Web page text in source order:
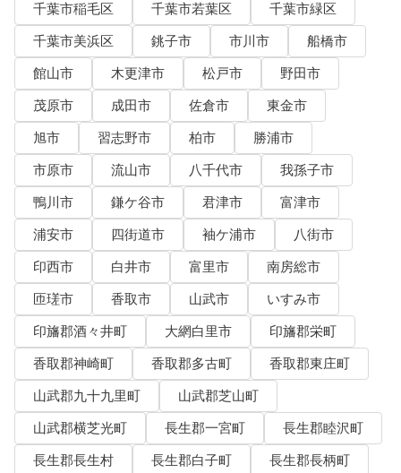
千葉市稲毛区
千葉市若葉区
千葉市緑区
千葉市美浜区
銚子市 市川市
船橋市
館山市
木更津市 松戸市
野田市
茂原市
成田市 佐倉市
東金市
旭市
習志野市 柏市
勝浦市
市原市
流山市 八千代市
我孫子市
鴨川市
鎌ケ谷市 君津市
富津市
浦安市
四街道市 袖ケ浦市
八街市
印西市
白井市 富里市
南房総市
匝瑳市
香取市 山武市
いすみ市
印旛郡酒々井町
大網白里市
印旛郡栄町
香取郡神崎町
香取郡多古町
香取郡東庄町
山武郡九十九里町
山武郡芝山町
山武郡横芝光町
長生郡一宮町
長生郡睦沢町
長生郡長生村
長生郡白子町
長生郡長柄町